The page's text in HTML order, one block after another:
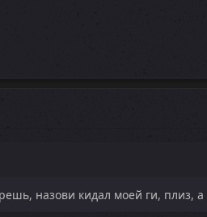
назови кидал моей ги, плиз, а